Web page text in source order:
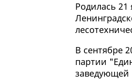
Родилась 21
В сентябре
партии
заведующей